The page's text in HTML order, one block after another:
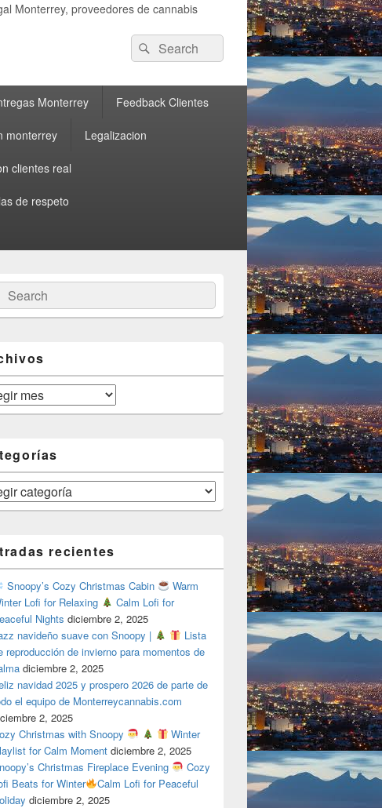
Monterrey, proveedores de cannabis
Search
for:
Search
Monterrey Feedback Clientes
monterrey Legalizacion
clientes real
de respeto
Search
recientes
Snoopy’s Cozy Christmas Cabin
Warm
Lofi for Relaxing
Calm Lofi for
Nights diciembre 2, 2025
navideño suave con Snoopy |
Lista
reproducción de invierno para momentos de
diciembre 2, 2025
navidad 2025 y prospero 2026 de parte de
el equipo de Monterreycannabis.com
2, 2025
Christmas with Snoopy
Winter
for Calm Moment diciembre 2, 2025
Christmas Fireplace Evening
Cozy
Beats for Winter
Calm Lofi for Peaceful
diciembre 2, 2025